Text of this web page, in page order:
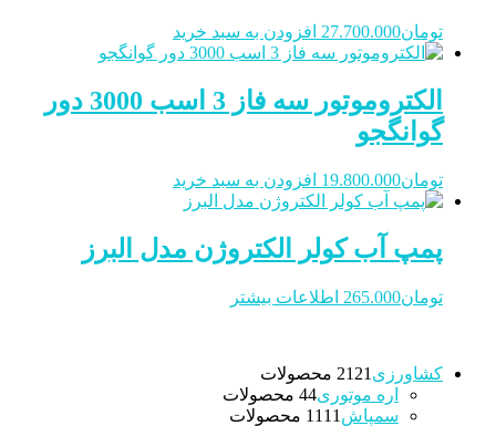
تومان27.700.000 افزودن به سبد خرید
الکتروموتور سه فاز 3 اسب 3000 دور
گوانگجو
تومان19.800.000 افزودن به سبد خرید
پمپ آب کولر الکتروژن مدل البرز
تومان265.000 اطلاعات بیشتر
کشاورزی 21 21 محصولات
اره موتوری 44 محصولات
سمپاش
11 11 محصولات